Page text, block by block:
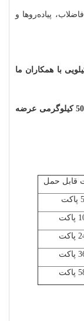
پیاده‌روها و
قیمت روز سیمان غرب آسیا 50 کیلویی با همکاران ما
سیمان غرب آسیا در مشهد به صورت پاکت های 50 کیلوگرمی عرضه
قابل حمل